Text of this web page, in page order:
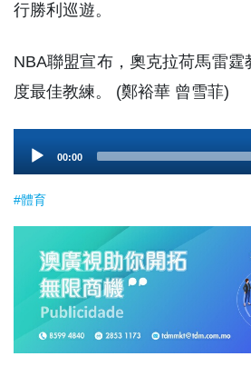
行勝利巡遊。
NBA聯盟宣布，奧克拉荷馬雷
度最佳教練。 (鄭裕華 曾雪菲)
Player
00:00
#體育